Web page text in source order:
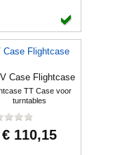
Case Flightcase
TT Case voor
turntables
€ 110,15